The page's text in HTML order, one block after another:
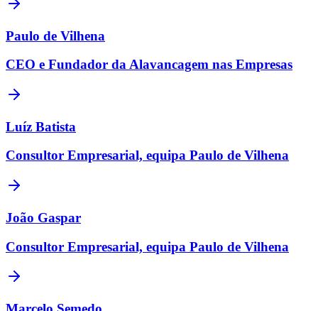
Paulo de Vilhena
CEO e Fundador da Alavancagem nas Empresas
Luíz Batista
Consultor Empresarial, equipa Paulo de Vilhena
João Gaspar
Consultor Empresarial, equipa Paulo de Vilhena